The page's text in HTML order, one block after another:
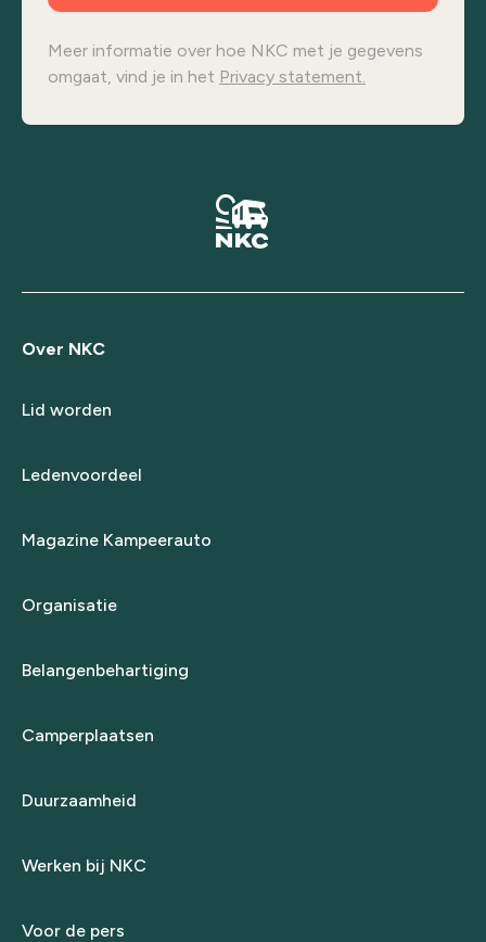
Meer informatie over hoe NKC met je gegevens
omgaat, vind je in het Privacy statement.
Over NKC
Lid worden
Ledenvoordeel
Magazine Kampeerauto
Organisatie
Belangenbehartiging
Camperplaatsen
Duurzaamheid
Werken bij NKC
Voor de pers